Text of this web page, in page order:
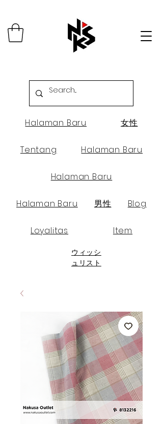
Halaman Baru 女性
Tentang Halaman Baru
Halaman Baru
Halaman Baru 男性 Blog
Loyalitas Item
ウィッシ
ュリスト